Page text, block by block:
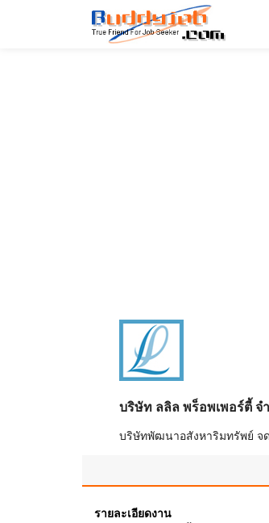
บริษัท ลลิล พร็อพเพอร์ตี้ จ
บริษัทพัฒนาอสังหาริมทรัพย์ จ
รายละเอียดงาน